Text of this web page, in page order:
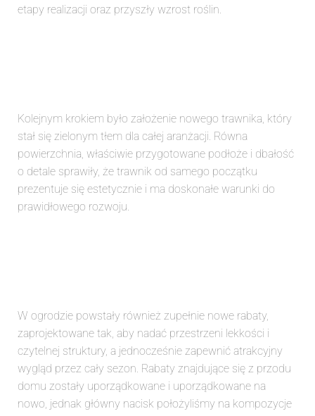
etapy realizacji oraz przyszły wzrost roślin.
Kolejnym krokiem było założenie nowego trawnika, który
stał się zielonym tłem dla całej aranżacji. Równa
powierzchnia, właściwie przygotowane podłoże i dbałość
o detale sprawiły, że trawnik od samego początku
prezentuje się estetycznie i ma doskonałe warunki do
prawidłowego rozwoju.
W ogrodzie powstały również zupełnie nowe rabaty,
zaprojektowane tak, aby nadać przestrzeni lekkości i
czytelnej struktury, a jednocześnie zapewnić atrakcyjny
wygląd przez cały sezon. Rabaty znajdujące się z przodu
domu zostały uporządkowane i uporządkowane na
nowo, jednak główny nacisk położyliśmy na kompozycje